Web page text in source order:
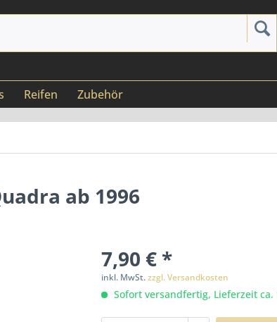
Reifen Zubehör
ab 1996
7,90 € *
inkl. MwSt.zzgl. Versandkosten
Sofort versandfertig, Lieferzeit ca.